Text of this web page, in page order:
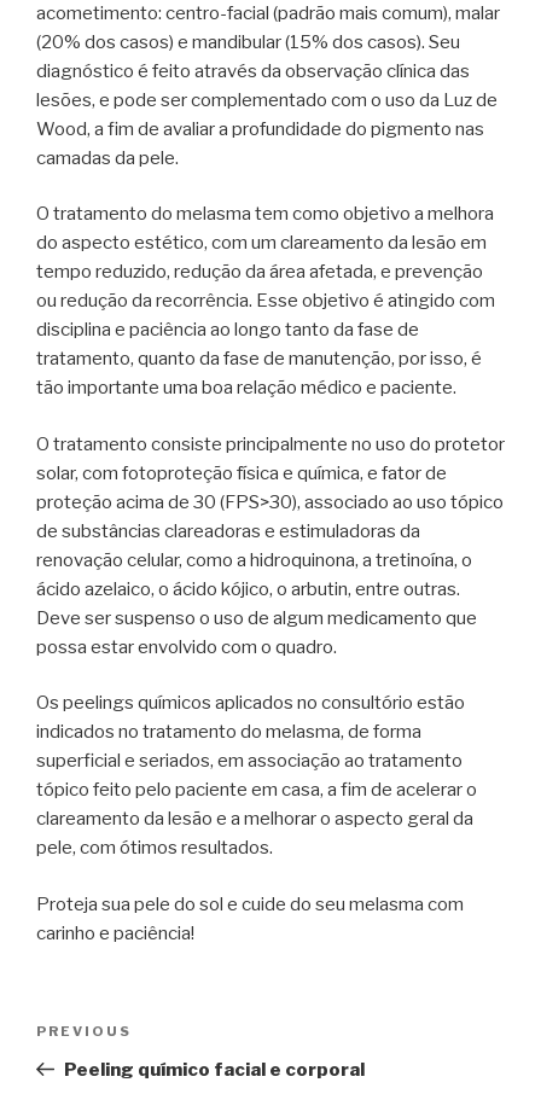
acometimento: centro-facial (padrão mais comum), malar
(20% dos casos) e mandibular (15% dos casos). Seu
diagnóstico é feito através da observação clínica das
lesões, e pode ser complementado com o uso da Luz de
Wood, a fim de avaliar a profundidade do pigmento nas
camadas da pele.
O tratamento do melasma tem como objetivo a melhora
do aspecto estético, com um clareamento da lesão em
tempo reduzido, redução da área afetada, e prevenção
ou redução da recorrência. Esse objetivo é atingido com
disciplina e paciência ao longo tanto da fase de
tratamento, quanto da fase de manutenção, por isso, é
tão importante uma boa relação médico e paciente.
O tratamento consiste principalmente no uso do protetor
solar, com fotoproteção física e química, e fator de
proteção acima de 30 (FPS>30), associado ao uso tópico
de substâncias clareadoras e estimuladoras da
renovação celular, como a hidroquinona, a tretinoína, o
ácido azelaico, o ácido kójico, o arbutin, entre outras.
Deve ser suspenso o uso de algum medicamento que
possa estar envolvido com o quadro.
Os peelings químicos aplicados no consultório estão
indicados no tratamento do melasma, de forma
superficial e seriados, em associação ao tratamento
tópico feito pelo paciente em casa, a fim de acelerar o
clareamento da lesão e a melhorar o aspecto geral da
pele, com ótimos resultados.
Proteja sua pele do sol e cuide do seu melasma com
carinho e paciência!
Previous
Post
PREVIOUS
Peeling químico facial e corporal